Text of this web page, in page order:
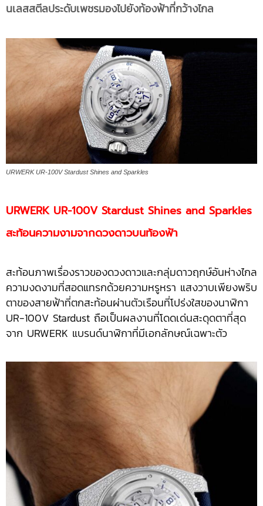
นเลสสตีลประดับเพชรมองไปยังท้องฟ้าที่กว้างไกล
URWERK UR-100V Stardust Shines and Sparkles
URWERK UR-100V Stardust Shines and Sparkles
สะท้อนความงามจากดวงดาวบนท้องฟ้า
สะท้อนภาพเรื่องราวของดวงดาวและกลุ่มดาวฤกษ์อันห่างไกล
ความงดงามที่สอดแทรกด้วยความหรูหรา แสงวาบเพียงพริบ
ตาของสายฟ้าที่ตกสะท้อนผ่านตัวเรือนที่โปร่งใสของนาฬิกา
UR-100V Stardust ถือเป็นผลงานที่โดดเด่นสะดุดตาที่สุด
จาก URWERK แบรนด์นาฬิกาที่มีเอกลักษณ์เฉพาะตัว